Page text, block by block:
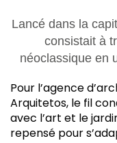
Lancé dans la
consistait à
néoclassique en
Pour l’agence
Arquitetos, le fil
avec l’art et le
repensé pour